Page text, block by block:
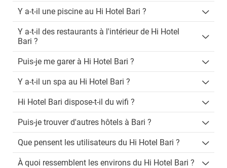
Y a-t-il une piscine au Hi Hotel Bari ?
Y a-t-il des restaurants à l'intérieur de Hi Hotel
Bari ?
Puis-je me garer à Hi Hotel Bari ?
Y a-t-il un spa au Hi Hotel Bari ?
Hi Hotel Bari dispose-t-il du wifi ?
Puis-je trouver d'autres hôtels à Bari ?
Que pensent les utilisateurs du Hi Hotel Bari ?
À quoi ressemblent les environs du Hi Hotel Bari ?